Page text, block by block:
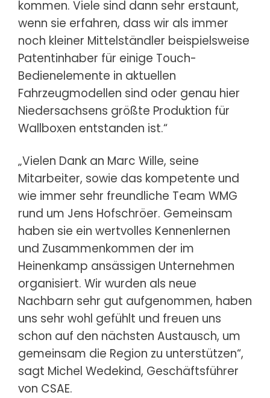
kommen. Viele sind dann sehr erstaunt,
wenn sie erfahren, dass wir als immer
noch kleiner Mittelständler beispielsweise
Patentinhaber für einige Touch-
Bedienelemente in aktuellen
Fahrzeugmodellen sind oder genau hier
Niedersachsens größte Produktion für
Wallboxen entstanden ist.“
„Vielen Dank an Marc Wille, seine
Mitarbeiter, sowie das kompetente und
wie immer sehr freundliche Team WMG
rund um Jens Hofschröer. Gemeinsam
haben sie ein wertvolles Kennenlernen
und Zusammenkommen der im
Heinenkamp ansässigen Unternehmen
organisiert. Wir wurden als neue
Nachbarn sehr gut aufgenommen, haben
uns sehr wohl gefühlt und freuen uns
schon auf den nächsten Austausch, um
gemeinsam die Region zu unterstützen“,
sagt Michel Wedekind, Geschäftsführer
von CSAE.